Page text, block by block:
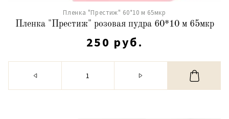
Пленка "Престиж" 60*10 м 65мкр
Пленка "Престиж" розовая пудра 60*10 м 65мкр
250 руб.